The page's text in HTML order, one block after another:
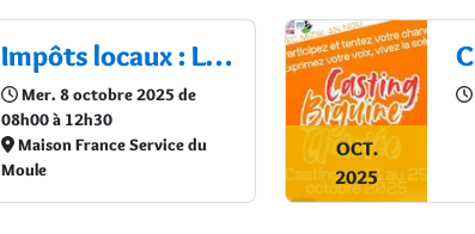
Impôts locaux : La DRFIP vous éclaire !
Mer. 8 octobre 2025 de
08h00 à 12h30
Maison France Service du
Moule
OCT.
2025